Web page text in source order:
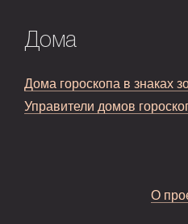
Дома
Дома гороскопа в знаках
Управители домов
О